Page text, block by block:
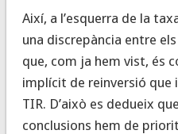
Així, a l’esquerra de la
una discrepància entre
que, com ja hem vist, és
implícit de reinversió que
TIR. D’això es dedueix
conclusions hem de